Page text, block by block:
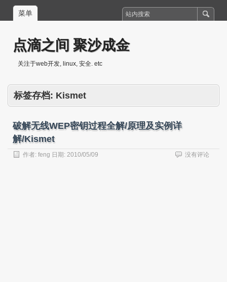
菜单
点滴之间 聚沙成金
关注于web开发, linux, 安全. etc
标签存档: Kismet
破解无线WEP密钥过程全解/原理及实例详
解/Kismet
作者: feng 日期: 2010/05/09 没有评论